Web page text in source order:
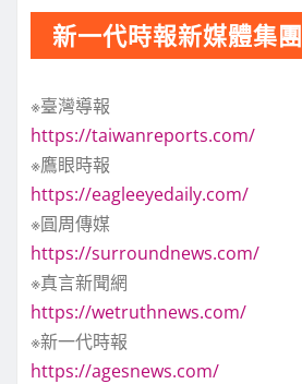
新一代時報新媒體集團
※臺灣導報
https://taiwanreports.com/
※鷹眼時報
https://eagleeyedaily.com/
※圓周傳媒
https://surroundnews.com/
※真言新聞網
https://wetruthnews.com/
※新一代時報
https://agesnews.com/